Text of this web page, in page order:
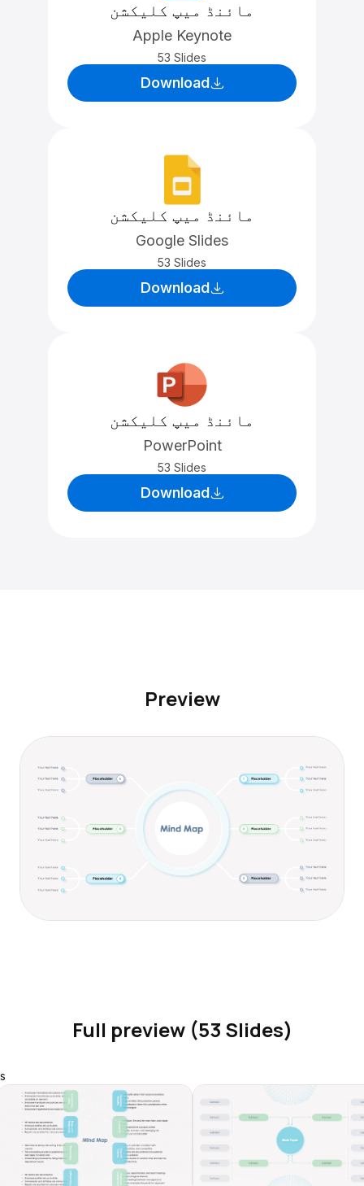
مائنڈ میپ کلیکشن
Apple Keynote
53 Slides
Download
مائنڈ میپ کلیکشن
Google Slides
53 Slides
Download
مائنڈ میپ کلیکشن
PowerPoint
53 Slides
Download
Preview
Full preview (53 Slides)
s